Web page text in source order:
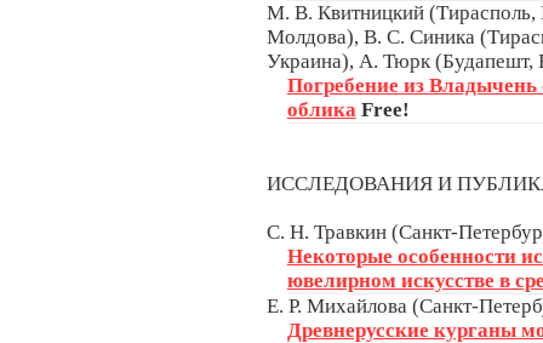
М. В. Квитницкий
Молдова), В. С. Синика
Украина), А. Тюрк (Будапешт,
Погребение из
облика Free!
ИССЛЕДОВАНИЯ И
С. Н. Травкин (Санкт-
Некоторые особенности
ювелирном искусстве в
Е. Р. Михайлова (Санкт-
Древнерусские курганы